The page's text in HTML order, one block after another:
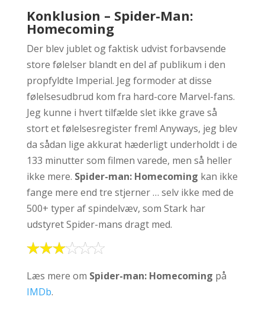
Konklusion – Spider-Man:
Homecoming
Der blev jublet og faktisk udvist forbavsende
store følelser blandt en del af publikum i den
propfyldte Imperial. Jeg formoder at disse
følelsesudbrud kom fra hard-core Marvel-fans.
Jeg kunne i hvert tilfælde slet ikke grave så
stort et følelsesregister frem! Anyways, jeg blev
da sådan lige akkurat hæderligt underholdt i de
133 minutter som filmen varede, men så heller
ikke mere. Spider-man: Homecoming kan ikke
fange mere end tre stjerner … selv ikke med de
500+ typer af spindelvæv, som Stark har
udstyret Spider-mans dragt med.
Læs mere om Spider-man: Homecoming på
IMDb.